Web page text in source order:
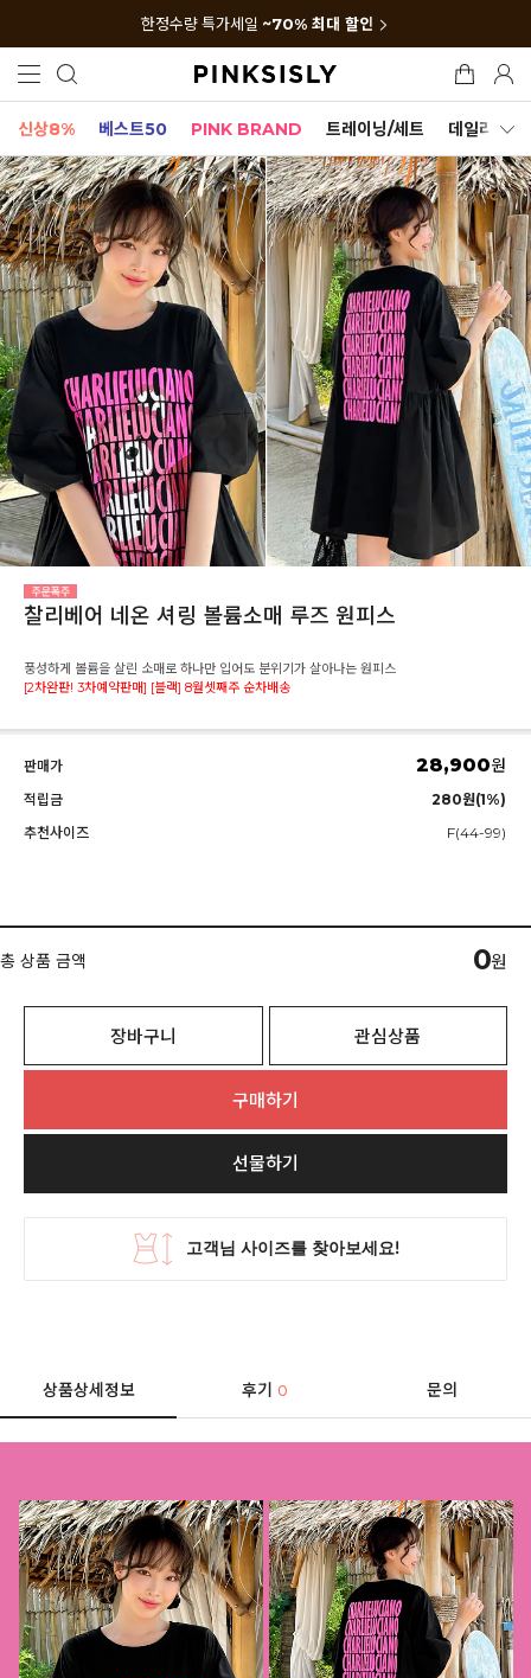
한정수량 특가세일 ~70% 최대 할인
신상8% 베스트50 PINK BRAND 트레이닝/세트 데일리세트
찰리베어 네온 셔링 볼륨소매 루즈 원피스
풍성하게 볼륨을 살린 소매로 하나만 입어도 분위기가 살아나는 원피스
[2차완판! 3차예약판매] [블랙] 8월셋째주 순차배송
판매가 28,900원
적립금
280원(1%)
추천사이즈
F(44-99)
총 상품 금액 0원
장바구니 관심상품
구매하기
선물하기
상품상세정보 후기0 문의